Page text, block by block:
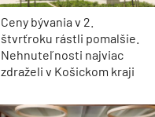
Ceny bývania v 2.
štvrťroku rástli pomalšie.
Nehnuteľnosti najviac
zdraželi v Košickom kraji